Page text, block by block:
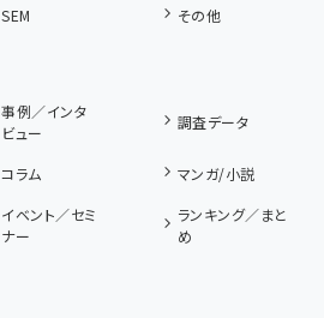
SEM その他
事例／インタ
ビュー
調査データ
コラム
マンガ/小説
イベント／セミ
ナー
ランキング／まと
め